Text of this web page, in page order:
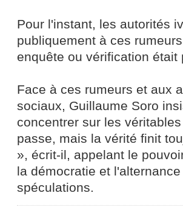
Pour l'instant, les autorités
publiquement à ces
enquête ou vérification
Face à ces rumeurs et aux
sociaux, Guillaume Soro
concentrer sur les
passe, mais la vérité finit
», écrit-il, appelant le
la démocratie et
spéculations.